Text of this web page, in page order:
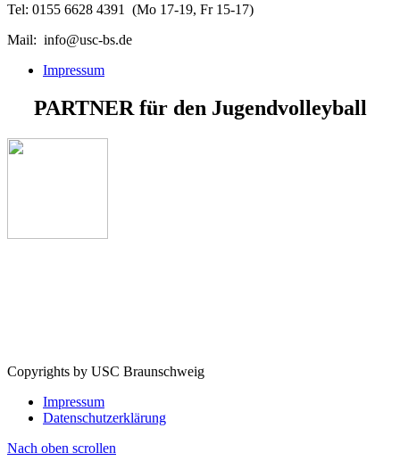
Tel: 0155 6628 4391 (Mo 17-19, Fr 15-17)
Mail: info@usc-bs.de
Impressum
PARTNER für den Jugendvolleyball
Copyrights by USC Braunschweig
Impressum
Datenschutzerklärung
Nach oben scrollen